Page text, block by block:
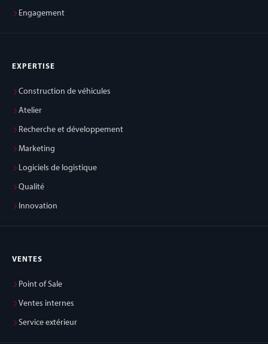
Engagement
EXPERTISE
Construction de véhicules
Atelier
Recherche et développement
Marketing
Logiciels de logistique
Qualité
Innovation
VENTES
Point of Sale
Ventes internes
Service extérieur